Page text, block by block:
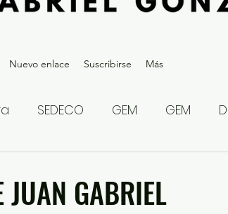
Nuevo enlace Suscribirse Más
SEDECO GEM GEM
Edoméx 2023
JUAN GABRIEL